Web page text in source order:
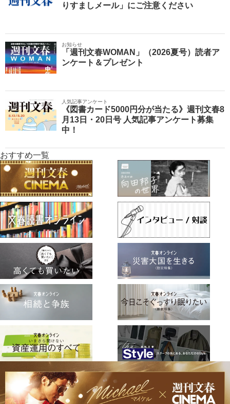
りすましメール」にご注意ください
お知らせ
「週刊文春WOMAN」（2026夏号）読者ア
ンケート＆プレゼント
人気記事アンケート
《図書カード5000円分が当たる》週刊文春8
月13日・20日号 人気記事アンケート募集
中！
おすすめ一覧